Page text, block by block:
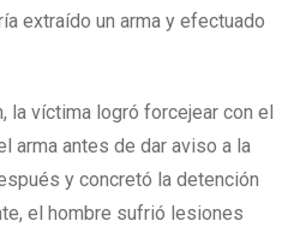
extraído un arma y efectuado
la víctima logró forcejear con el
arma antes de dar aviso a la
y concretó la detención
el hombre sufrió lesiones